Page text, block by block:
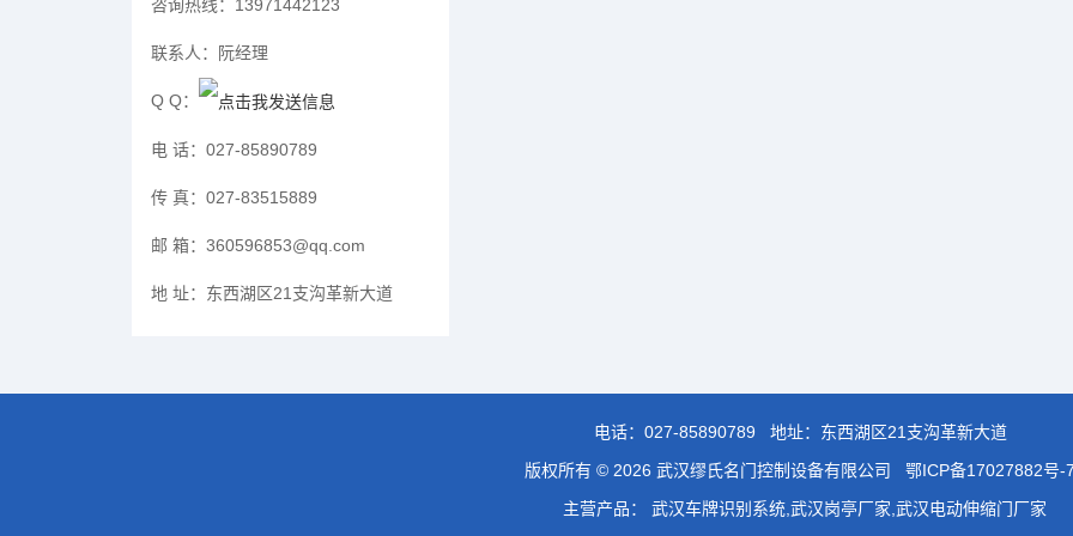
咨询热线： 13971442123
联系人： 阮经理
Q Q：
电 话： 027-85890789
传 真： 027-83515889
邮 箱： 360596853@qq.com
地 址： 东西湖区21支沟革新大道
电话： 027-85890789
地址：东西湖区21支沟革新大道
版权所有 © 2026 武汉缪氏名门控制设备有限公司
鄂ICP备17027882号-
主营产品： 武汉车牌识别系统,武汉岗亭厂家,武汉电动伸缩门厂家